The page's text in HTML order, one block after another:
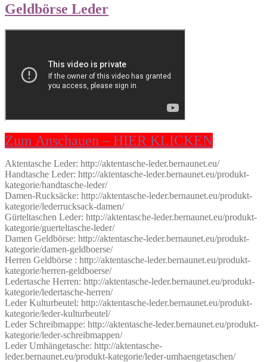
Geldbörse Leder
Zum Anschauen – HIER KLICKEN
Aktentasche Leder: http://aktentasche-leder.bernaunet.eu/
Handtasche Leder: http://aktentasche-leder.bernaunet.eu/produkt-
kategorie/handtasche-leder/
Damen-Rucksäcke: http://aktentasche-leder.bernaunet.eu/produkt-
kategorie/lederrucksack-damen/
Gürteltaschen Leder: http://aktentasche-leder.bernaunet.eu/produkt-
kategorie/guerteltasche-leder/
Damen Geldbörse: http://aktentasche-leder.bernaunet.eu/produkt-
kategorie/damen-geldboerse/
Herren Geldbörse : http://aktentasche-leder.bernaunet.eu/produkt-
kategorie/herren-geldboerse/
Ledertasche Herren: http://aktentasche-leder.bernaunet.eu/produkt-
kategorie/ledertasche-herren/
Leder Kulturbeutel: http://aktentasche-leder.bernaunet.eu/produkt-
kategorie/leder-kulturbeutel/
Leder Schreibmappe: http://aktentasche-leder.bernaunet.eu/produkt-
kategorie/leder-schreibmappen/
Leder Umhängetasche: http://aktentasche-
leder.bernaunet.eu/produkt-kategorie/leder-umhaengetaschen/